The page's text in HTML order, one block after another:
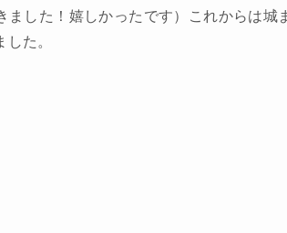
した！嬉しかったです）これからは城
た。